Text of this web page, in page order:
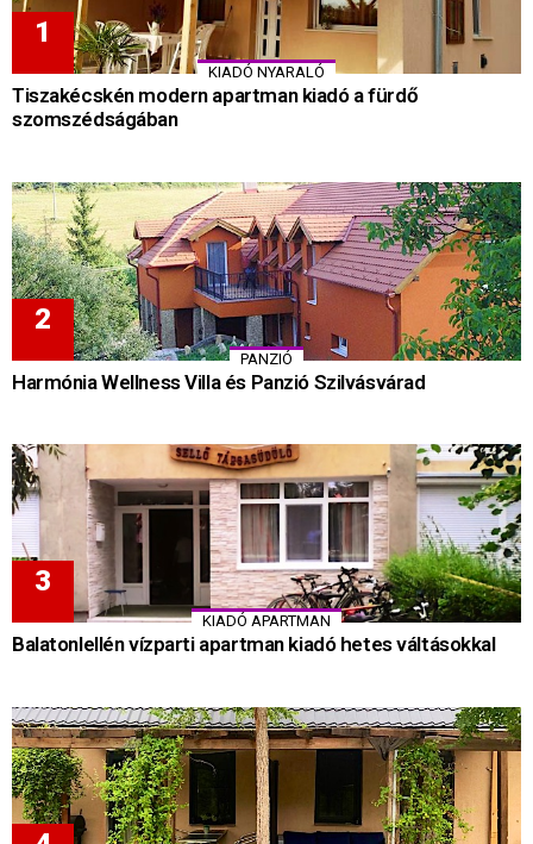
KIADÓ NYARALÓ
Tiszakécskén modern apartman kiadó a fürdő
szomszédságában
PANZIÓ
Harmónia Wellness Villa és Panzió Szilvásvárad
KIADÓ APARTMAN
Balatonlellén vízparti apartman kiadó hetes váltásokkal